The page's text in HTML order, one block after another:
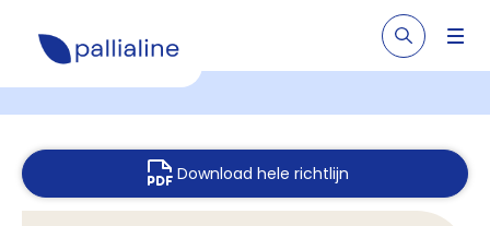
Download hele richtlijn